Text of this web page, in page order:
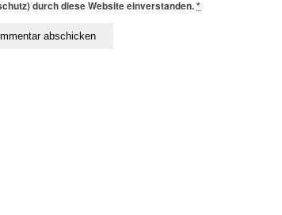
durch diese Website einverstanden.*